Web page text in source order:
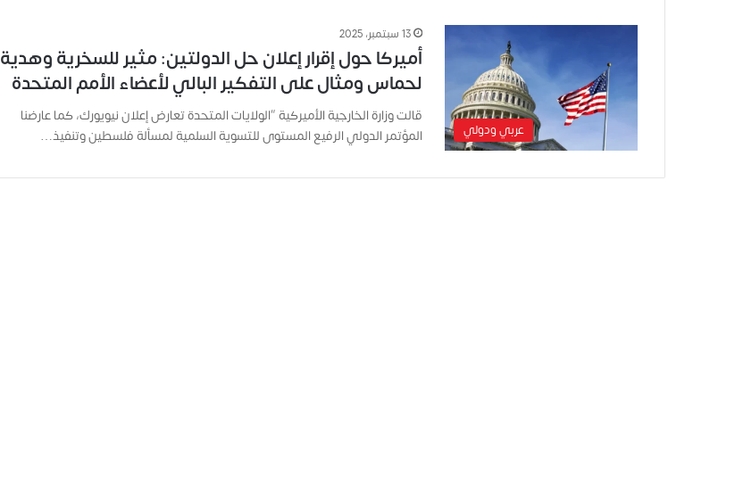
عربي ودولي
13 سبتمبر، 2025
أميركا حول إقرار إعلان حل الدولتين: مثير للسخرية وهدية
لحماس ومثال على التفكير البالي لأعضاء الأمم المتحدة
قالت وزارة الخارجية الأميركية “الولايات المتحدة تعارض إعلان نيويورك، كما عارضنا
المؤتمر الدولي الرفيع المستوى للتسوية السلمية لمسألة فلسطين وتنفيذ…